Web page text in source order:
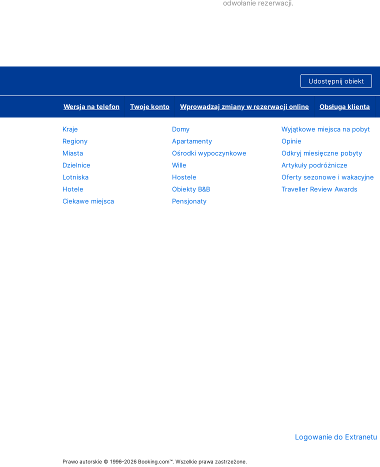
odwołanie rezerwacji.
Udostępnij obiekt
Wersja na telefon Twoje konto Wprowadzaj zmiany w rezerwacji online Obsługa klienta
Kraje
Regiony
Miasta
Dzielnice
Lotniska
Hotele
Ciekawe miejsca
Domy
Apartamenty
Ośrodki wypoczynkowe
Wille
Hostele
Obiekty B&B
Pensjonaty
Wyjątkowe miejsca na pobyt
Opinie
Odkryj miesięczne pobyty
Artykuły podróżnicze
Oferty sezonowe i wakacyjne
Traveller Review Awards
Logowanie do Extranetu
Prawo autorskie © 1996–2026 Booking.com™. Wszelkie prawa zastrzeżone.